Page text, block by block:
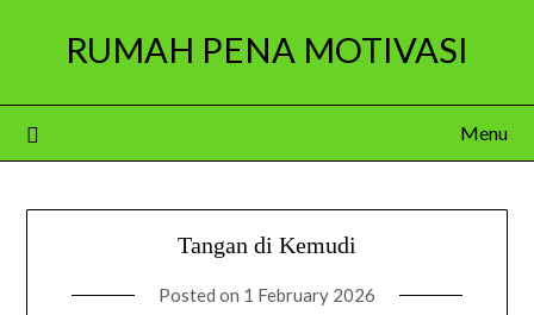
RUMAH PENA MOTIVASI
Menu
Tangan di Kemudi
Posted on 1 February 2026